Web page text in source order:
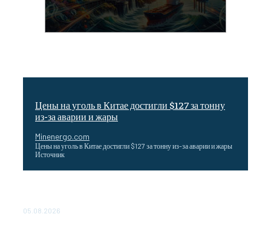
Цены на уголь в Китае достигли $127 за тонну
из-за аварии и жары
Minenergo.com
Цены на уголь в Китае достигли $127 за тонну из-за аварии и жары
Источник
05.08.2026